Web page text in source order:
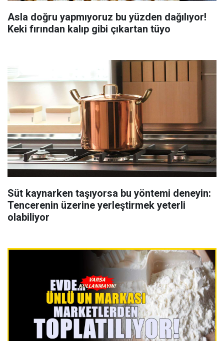
Asla doğru yapmıyoruz bu yüzden dağılıyor!
Keki fırından kalıp gibi çıkartan tüyo
Süt kaynarken taşıyorsa bu yöntemi deneyin:
Tencerenin üzerine yerleştirmek yeterli
olabiliyor